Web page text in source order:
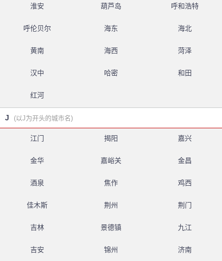
淮安 葫芦岛 呼和浩特
呼伦贝尔 海东 海北
黄南 海西 菏泽
汉中 哈密 和田
红河
J (以J为开头的城市名)
江门 揭阳 嘉兴
金华 嘉峪关 金昌
酒泉 焦作 鸡西
佳木斯 荆州 荆门
吉林 景德镇 九江
吉安 锦州 济南